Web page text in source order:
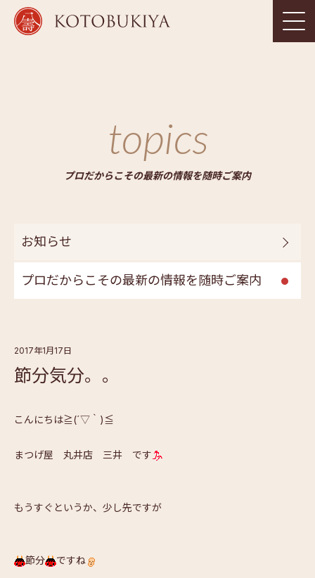
topics
プロだからこその最新の情報を随時ご案内
お知らせ
プロだからこその最新の情報を随時ご案内
2017年1月17日
節分気分。。
こんにちは≧(´▽｀)≦
まつげ屋 丸井店 三井 です
もうすぐというか、少し先ですが
節分 ですね